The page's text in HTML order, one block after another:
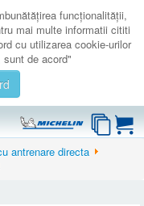
funcţionalităţii,
mai multe informatii cititi
cu utilizarea cookie-urilor
de acord"
antrenare directa